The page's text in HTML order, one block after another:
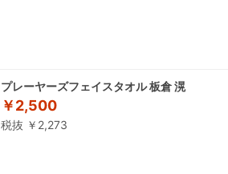
プレーヤーズフェイスタオル 板倉 滉
￥2,500
税抜 ￥2,273